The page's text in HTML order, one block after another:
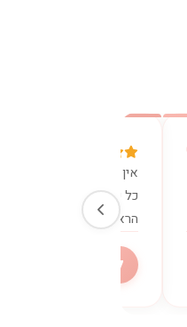
אין מילים. הכרית נתנה
כל כך היה צריך. ישנתי
הראשון.
ל